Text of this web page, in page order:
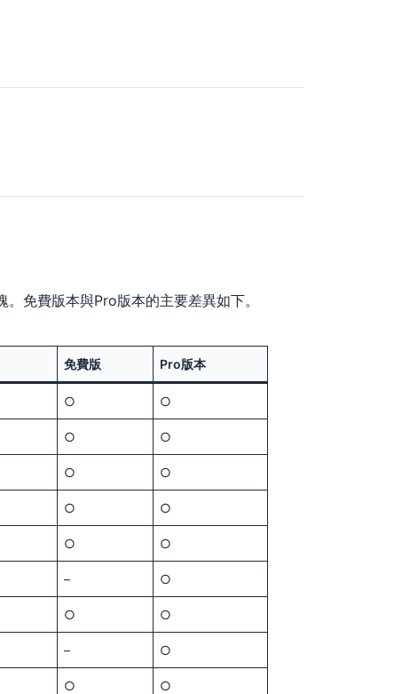
免費版本與Pro版本的主要差異如下。
免費版 Pro版本
○ ○
○ ○
○ ○
○ ○
○ ○
– ○
○ ○
– ○
○ ○